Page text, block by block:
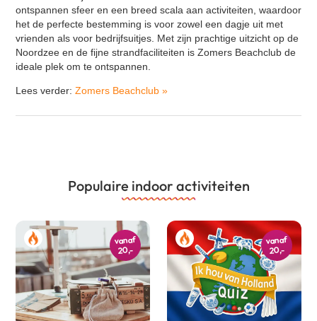
ontspannen sfeer en een breed scala aan activiteiten, waardoor
het de perfecte bestemming is voor zowel een dagje uit met
vrienden als voor bedrijfsuitjes. Met zijn prachtige uitzicht op de
Noordzee en de fijne strandfaciliteiten is Zomers Beachclub de
ideale plek om te ontspannen.
Lees verder: Zomers Beachclub »
Populaire indoor activiteiten
vanaf
20,-
vanaf
20,-